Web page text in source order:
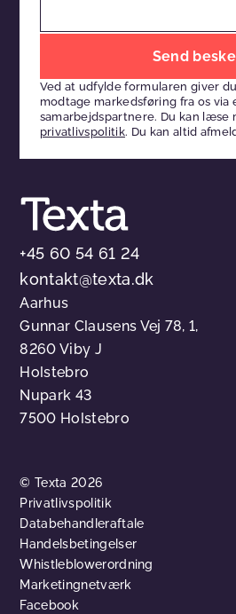
dette
felt
tomt
Ved at udfylde formularen giver
modtage markedsføring fra os via
samarbejdspartnere. Du kan læse
privatlivspolitik. Du kan altid
+45 60 54 61 24
kontakt@texta.dk
Aarhus
Gunnar Clausens Vej 78, 1,
8260 Viby J
Holstebro
Nupark 43
7500 Holstebro
© Texta 2026
Privatlivspolitik
Databehandleraftale
Handelsbetingelser
Whistleblowerordning
Marketingnetværk
Facebook